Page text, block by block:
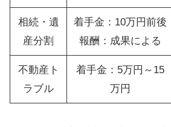
相続・遺
産分割
着手金：10万円前後
報酬：成果による
不動産ト
ラブル
着手金：5万円～15
万円